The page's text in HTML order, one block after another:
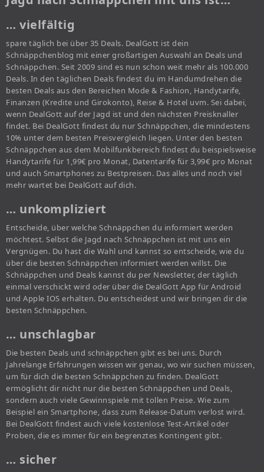
… vielfältig
spare täglich bei über 35 Deals. DealGott ist dein
Schnäppchenblog mit einer großartigen Auswahl an Deals und
Schnäppchen. Seit 2009 sind es nun schon weit mehr als 100.000
Deals. In den täglichen Deals findest du im Handumdrehen die
besten Deals aus den Bereichen Mode & Fashion, Handytarife,
Finanzen (Kredite und Girokonto), Reise & Hotel uvm. Sei dabei,
wenn DealGott auf der Jagd ist und den nächsten Preisknaller
findet. Bei DealGott findest du nur Schnäppchen, die mindestens
10% unter dem besten Preisvergleich liegen. Unter den besten
Schnäppchen aus dem Mobilfunkbereich findest du beispielsweise
Handytarife für 1,99€ pro Monat, Datentarife für 3,99€ pro Monat
und auch Smartphones zu Bestpreisen. Das alles und noch viel
mehr wartet bei DealGott auf dich.
… unkompliziert
Entscheide, über welche Schnäppchen du informiert werden
möchtest. Selbst die Jagd nach Schnäppchen ist mit uns ein
Vergnügen. Du hast die Wahl und kannst so entscheide, wie du
über die besten Schnäppchen informiert werden willst. Die
Schnäppchen und Deals kannst du per Newsletter, der täglich
einmal verschickt wird oder über die DealGott App für Android
und Apple IOS erhalten. Du entscheidest und wir bringen dir die
besten Schnäppchen.
… unschlagbar
Die besten Deals und schnäppchen gibt es bei uns. Durch
Jahrelange Erfahrungen wissen wir genau, wo wir suchen müssen,
um für dich die besten Schnäppchen zu finden. DealGott
ermöglicht dir nicht nur die besten Schnäppchen und Deals,
sondern auch viele Gewinnspiele mit tollen Preise. Wie zum
Beispiel ein Smartphone, dass zum Release-Datum verlost wird.
Bei DealGott findest auch viele kostenlose Test-Artikel oder
Proben, die es immer für ein begrenztes Kontingent gibt.
… sicher